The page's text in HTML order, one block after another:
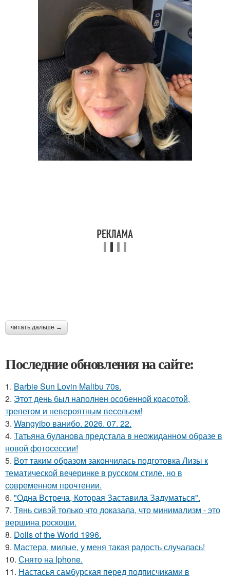
читать дальше →
Последние обновления на сайте:
1. Barbie Sun Lovin Malibu 70s.
2. Этот день был наполнен особенной красотой,
трепетом и невероятным весельем!
3. Wangyibo ванибо. 2026. 07. 22.
4. Татьяна буланова предстала в неожиданном образе в
новой фотосессии!
5. Вот таким образом закончилась подготовка Лизы к
тематической вечеринке в русском стиле, но в
современном прочтении.
6. "Одна Встреча, Которая Заставила Задуматься".
7. Тянь сивэй только что доказала, что минимализм - это
вершина роскоши.
8. Dolls of the World 1996.
9. Мастера, милые, у меня такая радость случалась!
10. Снято на Iphone.
11. Настасья самбурская перед подписчиками в